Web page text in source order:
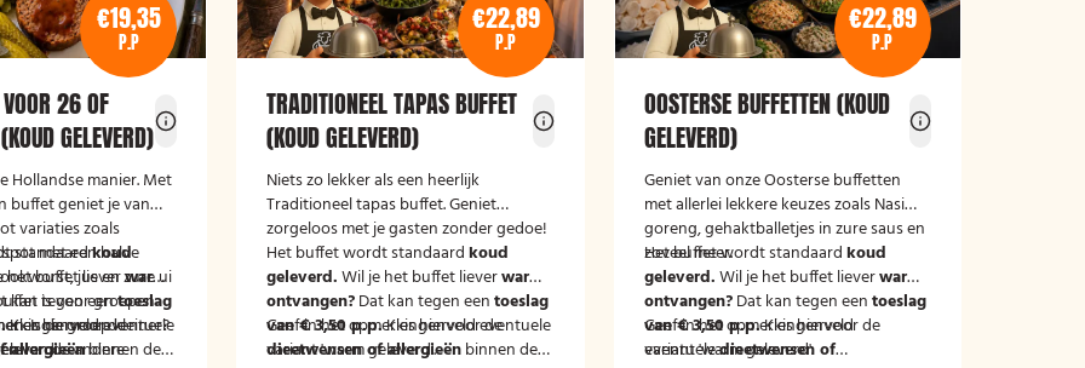
€19,35
P.P
26 OF
GELEVERD)
Hollandse manier. Met
buffet geniet je van
variaties zoals
met een halve
jus en zure ui
is voor groepen
Is de groep kleiner?
van de andere
standaardkoud
het buffet lieverwarm
kan tegen eentoeslag
Kies hiervoor deeventuele
allergieënbinnen de
€22,89
P.P
TRADITIONEEL TAPAS BUFFET
(KOUD GELEVERD)
Niets zo lekker als een heerlijk
Traditioneel tapas buffet. Geniet
zorgeloos met je gasten zonder gedoe!
Het buffet wordt standaardkoud
geleverd.Wil je het buffet lieverwarm
ontvangen?Dat kan tegen eentoeslag
van € 3,50 p.p.Kies hiervoor de
variant 'warm geleverd'.
Geef in het opmerkingenveld eventuele
dieetwensen of allergieënbinnen de
€22,89
P.P
OOSTERSE BUFFETTEN (KOUD
GELEVERD)
Geniet van onze Oosterse buffetten
met allerlei lekkere keuzes zoals Nasi
goreng, gehaktballetjes in zure saus en
zoveel meer.
Het buffet wordt standaardkoud
geleverd.Wil je het buffet lieverwarm
ontvangen?Dat kan tegen eentoeslag
van € 3,50 p.p.Kies hiervoor de
variant 'warm geleverd'.
Geef in het opmerkingenveld
eventueledieetwensen of